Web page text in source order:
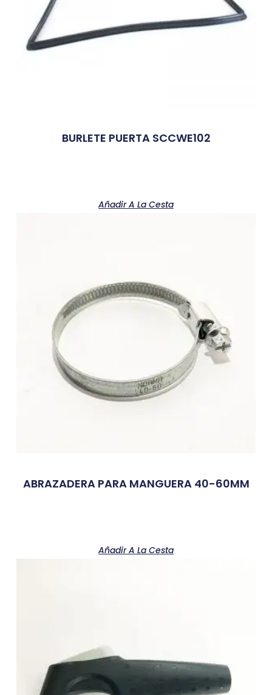
BURLETE PUERTA SCCWE102
Añadir A La Cesta
ABRAZADERA PARA MANGUERA 40-60MM
Añadir A La Cesta